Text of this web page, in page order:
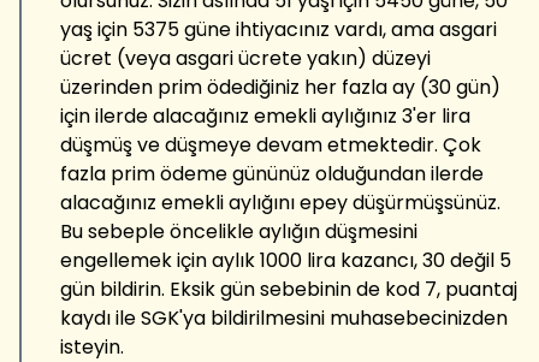
yaş için 5375 güne ihtiyacınız vardı, ama asgari
ücret (veya asgari ücrete yakın) düzeyi
üzerinden prim ödediğiniz her fazla ay (30 gün)
için ilerde alacağınız emekli aylığınız 3'er lira
düşmüş ve düşmeye devam etmektedir. Çok
fazla prim ödeme gününüz olduğundan ilerde
alacağınız emekli aylığını epey düşürmüşsünüz.
Bu sebeple öncelikle aylığın düşmesini
engellemek için aylık 1000 lira kazancı, 30 değil 5
gün bildirin. Eksik gün sebebinin de kod 7, puantaj
kaydı ile SGK'ya bildirilmesini muhasebecinizden
isteyin.